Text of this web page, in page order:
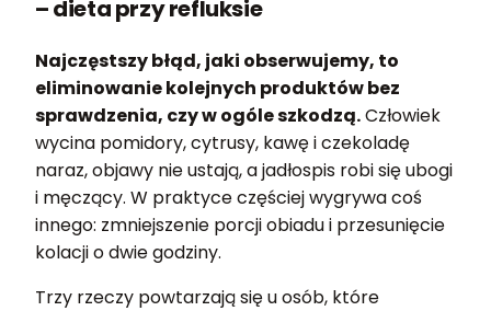
– dieta przy refluksie
Najczęstszy błąd, jaki obserwujemy, to
eliminowanie kolejnych produktów bez
sprawdzenia, czy w ogóle szkodzą.Człowiek
wycina pomidory, cytrusy, kawę i czekoladę
naraz, objawy nie ustają, a jadłospis robi się ubogi
i męczący. W praktyce częściej wygrywa coś
innego: zmniejszenie porcji obiadu i przesunięcie
kolacji o dwie godziny.
Trzy rzeczy powtarzają się u osób, które